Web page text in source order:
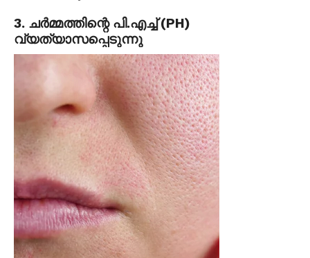
3. ചർമ്മത്തിന്റെ പി.എച്ച് (PH)
വ്യത്യാസപ്പെടുന്നു